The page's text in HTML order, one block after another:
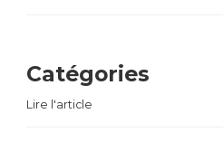
Catégories
Lire l'article